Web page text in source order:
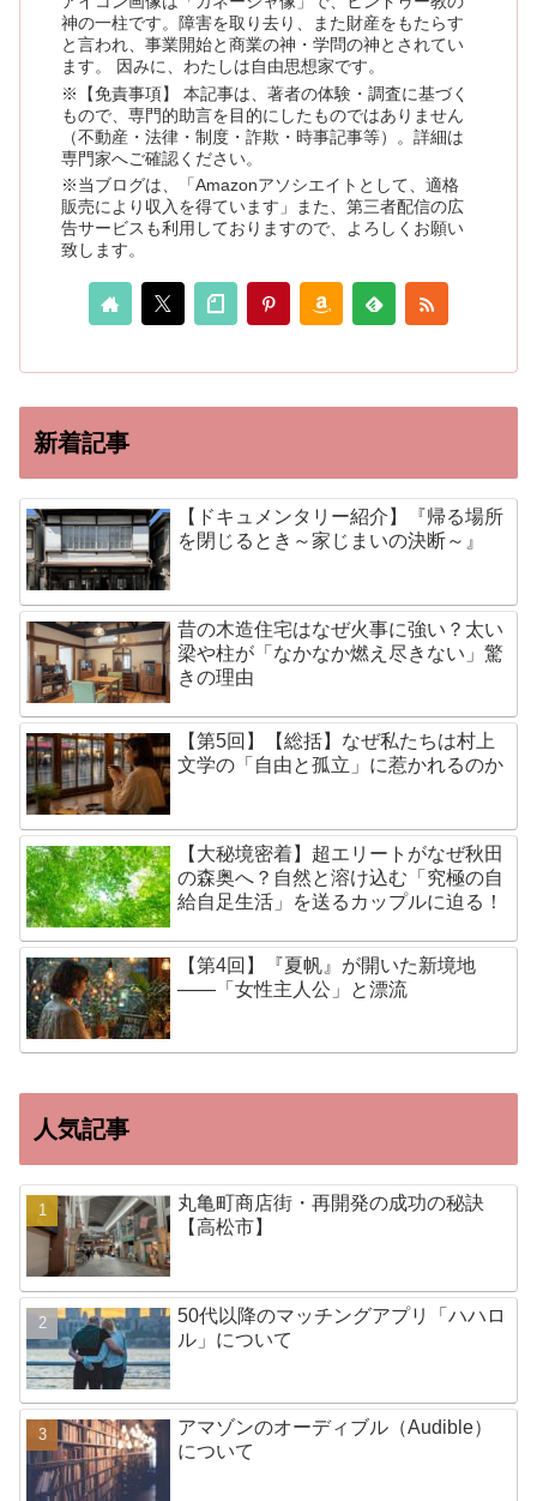
神の一柱です。障害を取り去り、また財産をもたらす
と言われ、事業開始と商業の神・学問の神とされてい
ます。 因みに、わたしは自由思想家です。
※【免責事項】 本記事は、著者の体験・調査に基づく
もので、専門的助言を目的にしたものではありません
（不動産・法律・制度・詐欺・時事記事等）。詳細は
専門家へご確認ください。
※当ブログは、「Amazonアソシエイトとして、適格
販売により収入を得ています」また、第三者配信の広
告サービスも利用しておりますので、よろしくお願い
致します。
新着記事
【ドキュメンタリー紹介】『帰る場所
を閉じるとき～家じまいの決断～』
昔の木造住宅はなぜ火事に強い？太い
梁や柱が「なかなか燃え尽きない」驚
きの理由
【第5回】【総括】なぜ私たちは村上
文学の「自由と孤立」に惹かれるのか
【大秘境密着】超エリートがなぜ秋田
の森奥へ？自然と溶け込む「究極の自
給自足生活」を送るカップルに迫る！
【第4回】『夏帆』が開いた新境地
——「女性主人公」と漂流
人気記事
丸亀町商店街・再開発の成功の秘訣
【高松市】
50代以降のマッチングアプリ「ハハロ
ル」について
アマゾンのオーディブル（Audible）
について